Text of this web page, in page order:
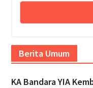
Berita Umum
KA Bandara YIA